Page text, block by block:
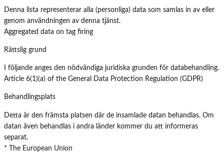
Denna lista representerar alla (personliga) data som samlas in av eller
genom användningen av denna tjänst.
Aggregated data on tag firing
Rättslig grund
I följande anges den nödvändiga juridiska grunden för databehandling.
Article 6(1)(a) of the General Data Protection Regulation (GDPR)
Behandlingsplats
Detta är den främsta platsen där de insamlade datan behandlas. Om
datan även behandlas i andra länder kommer du att informeras
separat.
* The European Union